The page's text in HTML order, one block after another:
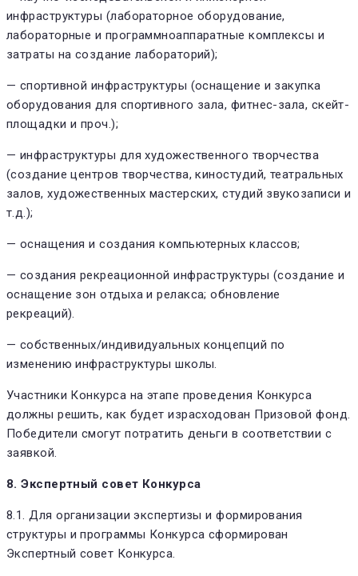
инфраструктуры (лабораторное оборудование,
лабораторные и программноаппаратные комплексы и
затраты на создание лабораторий);
— спортивной инфраструктуры (оснащение и закупка
оборудования для спортивного зала, фитнес-зала, скейт-
площадки и проч.);
— инфраструктуры для художественного творчества
(создание центров творчества, киностудий, театральных
залов, художественных мастерских, студий звукозаписи и
т.д.);
— оснащения и создания компьютерных классов;
— создания рекреационной инфраструктуры (создание и
оснащение зон отдыха и релакса; обновление
рекреаций).
— собственных/индивидуальных концепций по
изменению инфраструктуры школы.
Участники Конкурса на этапе проведения Конкурса
должны решить, как будет израсходован Призовой фонд.
Победители смогут потратить деньги в соответствии с
заявкой.
8. Экспертный совет Конкурса
8.1. Для организации экспертизы и формирования
структуры и программы Конкурса сформирован
Экспертный совет Конкурса.